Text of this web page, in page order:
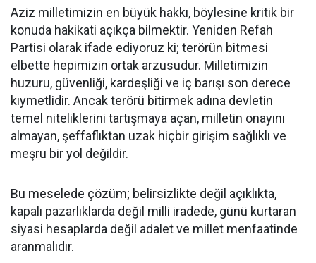
Aziz milletimizin en büyük hakkı, böylesine kritik bir
konuda hakikati açıkça bilmektir. Yeniden Refah
Partisi olarak ifade ediyoruz ki; terörün bitmesi
elbette hepimizin ortak arzusudur. Milletimizin
huzuru, güvenliği, kardeşliği ve iç barışı son derece
kıymetlidir. Ancak terörü bitirmek adına devletin
temel niteliklerini tartışmaya açan, milletin onayını
almayan, şeffaflıktan uzak hiçbir girişim sağlıklı ve
meşru bir yol değildir.
Bu meselede çözüm; belirsizlikte değil açıklıkta,
kapalı pazarlıklarda değil milli iradede, günü kurtaran
siyasi hesaplarda değil adalet ve millet menfaatinde
aranmalıdır.